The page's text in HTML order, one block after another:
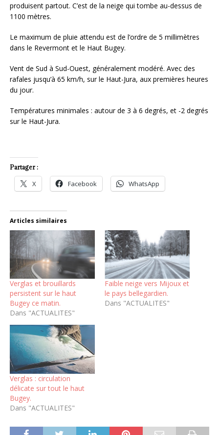
produisent partout. C’est de la neige qui tombe au-dessus de
1100 mètres.
Le maximum de pluie attendu est de l’ordre de 5 millimètres
dans le Revermont et le Haut Bugey.
Vent de Sud à Sud-Ouest, généralement modéré. Avec des
rafales jusqu’à 65 km/h, sur le Haut-Jura, aux premières heures
du jour.
Températures minimales : autour de 3 à 6 degrés, et -2 degrés
sur le Haut-Jura.
Partager :
X Facebook WhatsApp
Articles similaires
Verglas et brouillards
persistent sur le haut
Bugey ce matin.
Dans "ACTUALITES"
Faible neige vers Mijoux et
le pays bellegardien.
Dans "ACTUALITES"
Verglas : circulation
délicate sur tout le haut
Bugey.
Dans "ACTUALITES"